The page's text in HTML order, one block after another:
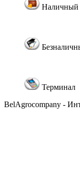
Наличный
Терминал
BelAgrocompany -